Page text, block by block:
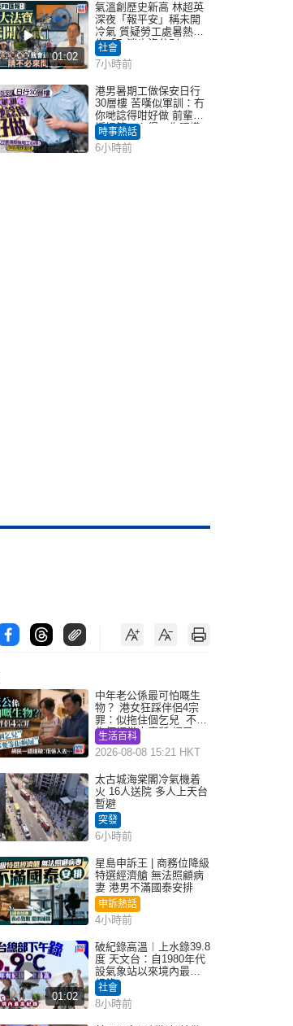
01:02
氣溫創歷史新高 林超英
深夜「報平安」稱未開
冷氣 質疑勞工處暑熱警
告「取消也沒分別」
社會
7小時前
港男暑期工做保安日行
30層樓 苦嘆似軍訓：冇
你哋諗得咁好做 前輩傳
授搵筍工心得：你唔識
揀盤啫｜Juicy叮
時事熱話
6小時前
中年老公係最可怕嘅生
物？ 港女狂踩伴侶4宗
罪：似拖住個乞兒 不解
為何經常去廁所 網民一
語道破
生活百科
2026-08-08 15:21 HKT
太古城海棠閣冷氣機着
火 16人送院 多人上天台
暫避
突發
6小時前
星島申訴王 | 商務位降級
特選經濟艙 無法照顧病
妻 港男不滿國泰安排
申訴熱話
4小時前
01:02
破紀錄高溫︱上水錄39.8
度 天文台：自1980年代
設氣象站以來境內最高
紀錄
社會
8小時前